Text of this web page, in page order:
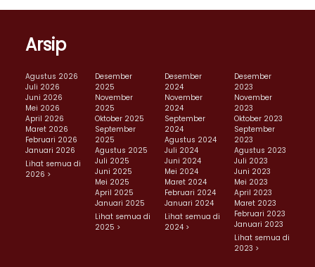
Arsip
Agustus 2026
Juli 2026
Juni 2026
Mei 2026
April 2026
Maret 2026
Februari 2026
Januari 2026
Lihat semua di
2026 >
Desember
2025
November
2025
Oktober 2025
September
2025
Agustus 2025
Juli 2025
Juni 2025
Mei 2025
April 2025
Januari 2025
Lihat semua di
2025 >
Desember
2024
November
2024
September
2024
Agustus 2024
Juli 2024
Juni 2024
Mei 2024
Maret 2024
Februari 2024
Januari 2024
Lihat semua di
2024 >
Desember
2023
November
2023
Oktober 2023
September
2023
Agustus 2023
Juli 2023
Juni 2023
Mei 2023
April 2023
Maret 2023
Februari 2023
Januari 2023
Lihat semua di
2023 >